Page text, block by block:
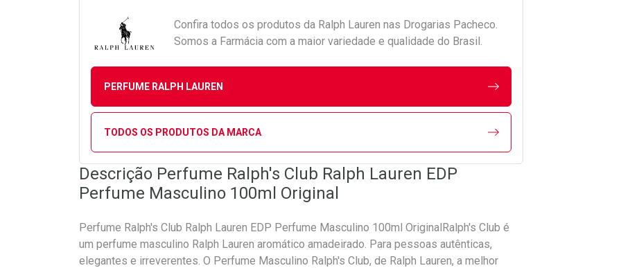
Confira todos os produtos da Ralph Lauren nas Drogarias Pacheco.
Somos a Farmácia com a maior variedade e qualidade do Brasil.
PERFUME RALPH LAUREN
TODOS OS PRODUTOS DA MARCA
Descrição Perfume Ralph's Club Ralph Lauren EDP
Perfume Masculino 100ml Original
Perfume Ralph's Club Ralph Lauren EDP Perfume Masculino 100ml OriginalRalph's Club é
um perfume masculino Ralph Lauren aromático amadeirado. Para pessoas autênticas,
elegantes e irreverentes. O Perfume Masculino Ralph's Club, de Ralph Lauren, a melhor